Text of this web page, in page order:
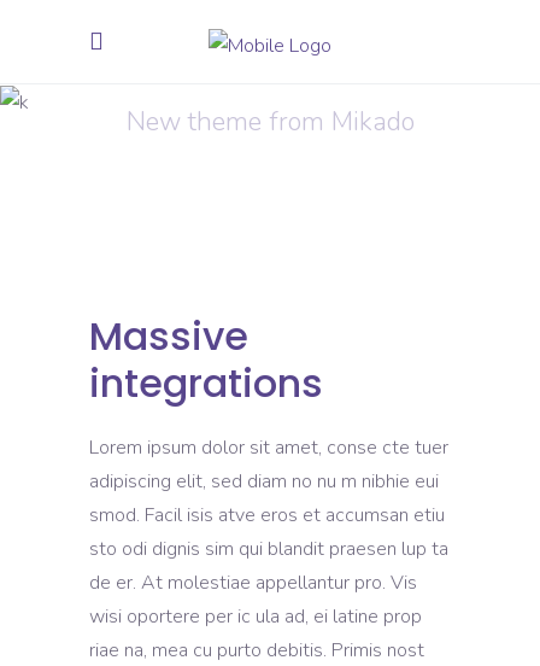
New theme from Mikado
Massive
integrations
Lorem ipsum dolor sit amet, conse cte tuer
adipiscing elit, sed diam no nu m nibhie eui
smod. Facil isis atve eros et accumsan etiu
sto odi dignis sim qui blandit praesen lup ta
de er. At molestiae appellantur pro. Vis
wisi oportere per ic ula ad, ei latine prop
riae na, mea cu purto debitis. Primis nost